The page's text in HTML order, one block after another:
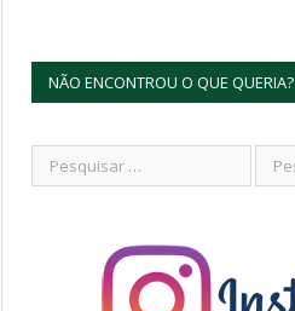
NÃO ENCONTROU O QUE QUERIA?